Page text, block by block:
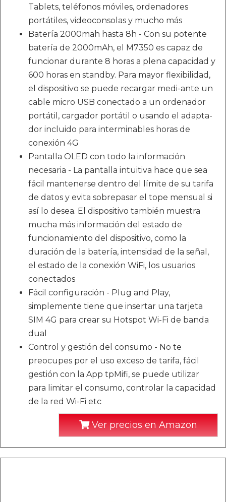
Tablets, teléfonos móviles, ordenadores
portátiles, videoconsolas y mucho más
Batería 2000mah hasta 8h - Con su potente
batería de 2000mAh, el M7350 es capaz de
funcionar durante 8 horas a plena capacidad y
600 horas en standby. Para mayor flexibilidad,
el dispositivo se puede recargar medi-ante un
cable micro USB conectado a un ordenador
portátil, cargador portátil o usando el adapta-
dor incluido para interminables horas de
conexión 4G
Pantalla OLED con todo la información
necesaria - La pantalla intuitiva hace que sea
fácil mantenerse dentro del límite de su tarifa
de datos y evita sobrepasar el tope mensual si
así lo desea. El dispositivo también muestra
mucha más información del estado de
funcionamiento del dispositivo, como la
duración de la batería, intensidad de la señal,
el estado de la conexión WiFi, los usuarios
conectados
Fácil configuración - Plug and Play,
simplemente tiene que insertar una tarjeta
SIM 4G para crear su Hotspot Wi-Fi de banda
dual
Control y gestión del consumo - No te
preocupes por el uso exceso de tarifa, fácil
gestión con la App tpMifi, se puede utilizar
para limitar el consumo, controlar la capacidad
de la red Wi-Fi etc
Ver precios en Amazon